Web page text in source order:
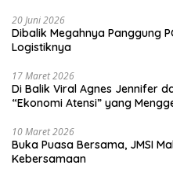
20 Juni 2026
Dibalik Megahnya Panggung
Logistiknya
17 Maret 2026
Di Balik Viral Agnes Jennifer
“Ekonomi Atensi” yang
10 Maret 2026
Buka Puasa Bersama, JMSI
Kebersamaan